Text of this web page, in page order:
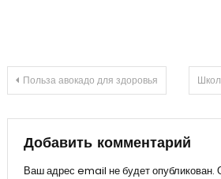
Навигация
по
записям
Польза авокадо для здоровья
Добавить комментарий
Ваш адрес email не будет опубликован.